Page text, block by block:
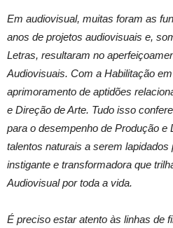
Em audiovisual, muitas foram as
anos de projetos audiovisuais e,
Letras, resultaram no
Audiovisuais. Com a Habilitação
aprimoramento de aptidões
e Direção de Arte. Tudo isso
para o desempenho de Produção e
talentos naturais a serem lapidados
instigante e transformadora que
Audiovisual por toda a vida.
É preciso estar atento às linhas de